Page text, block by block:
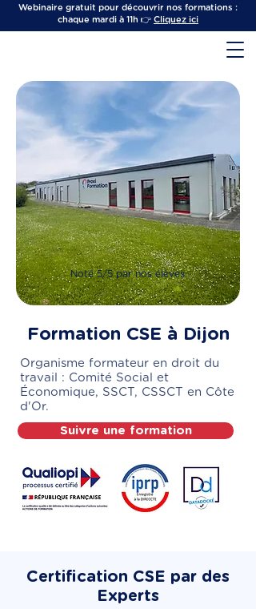
Webinaire gratuit pour découvrir nos formations :
chaque mardi à 11h 👉 Cliquez ici
Noté 5/5 par nos élèves
Formation CSE à Dijon
Organisme formateur en droit du
travail : Comité Social et
Économique, SSCT, CSSCT en Côte
d'Or.
Suivre une formation
Certification CSE par des
Experts